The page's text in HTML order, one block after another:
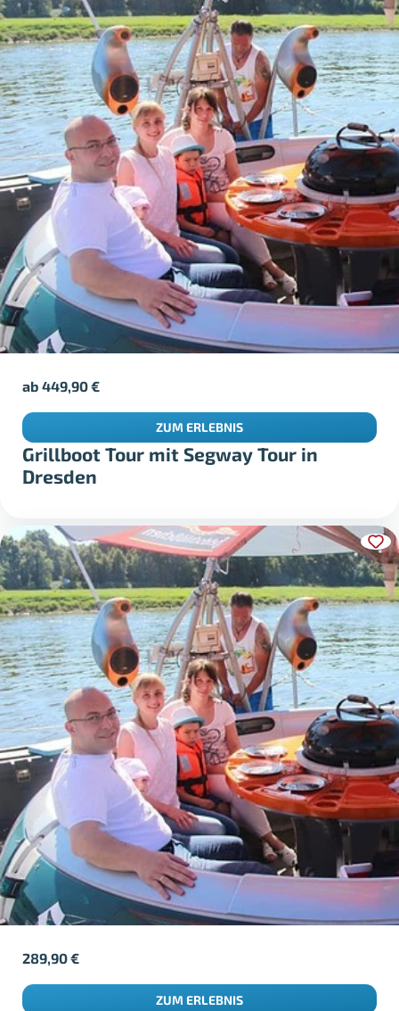
Grillboot Tour mit Segway Tour in
Dresden
ab449,90€
ZUM ERLEBNIS
289,90€
ZUM ERLEBNIS